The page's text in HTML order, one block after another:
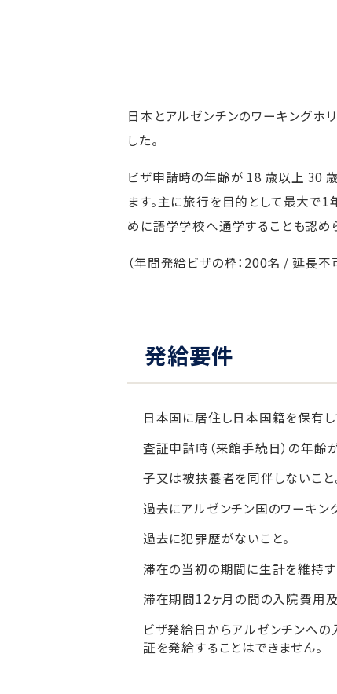
日本とアルゼンチンのワーキングホ
した。
ビザ申請時の年齢が 18 歳以上 30
ます。主に旅行を目的として最大で
めに語学学校へ通学することも認め
（年間発給ビザの枠：200名 / 延長不
発給要件
日本国に居住し日本国籍を保有し
査証申請時（来館手続日）の年齢
子又は被扶養者を同伴しないこと
過去にアルゼンチン国のワーキン
過去に犯罪歴がないこと。
滞在の当初の期間に生計を維持
滞在期間12ヶ月の間の入院費用
ビザ発給日からアルゼンチンへ
証を発給することはできません。